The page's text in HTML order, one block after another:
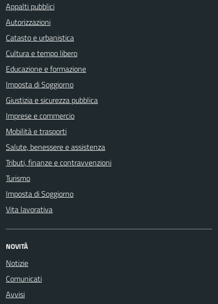
Appalti pubblici
Autorizzazioni
Catasto e urbanistica
Cultura e tempo libero
Educazione e formazione
Imposta di Soggiorno
Giustizia e sicurezza pubblica
Imprese e commercio
Mobilità e trasporti
Salute, benessere e assistenza
Tributi, finanze e contravvenzioni
Turismo
Imposta di Soggiorno
Vita lavorativa
NOVITÀ
Notizie
Comunicati
Avvisi